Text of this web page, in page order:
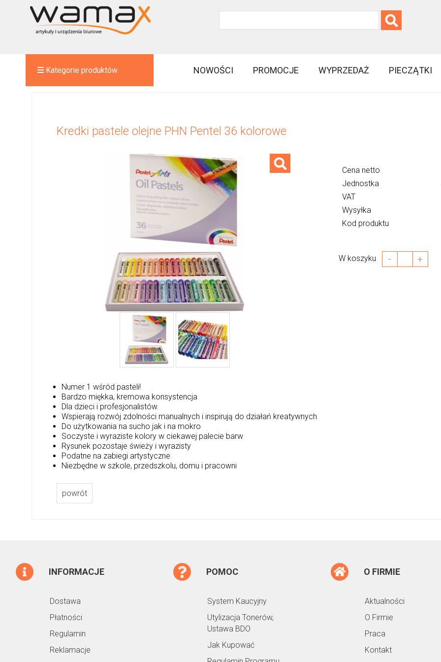
Kategorie produktów NOWOŚCI PROMOCJE WYPRZEDAŻ PIECZĄTKI
Kredki pastele olejne PHN Pentel 36 kolorowe
Cena netto
Jednostka
VAT
Wysyłka
Kod produktu
W koszyku - +
Numer 1 wśród pasteli!
Bardzo miękka, kremowa konsystencja
Dla dzieci i profesjonalistów.
Wspierają rozwój zdolności manualnych i inspirują do działań kreatywnych
Do użytkowania na sucho jak i na mokro
Soczyste i wyraziste kolory w ciekawej palecie barw
Rysunek pozostaje świeży i wyrazisty
Podatne na zabiegi artystyczne
Niezbędne w szkole, przedszkolu, domu i pracowni
powrót
INFORMACJE
Dostawa
Płatności
Regulamin
Reklamacje
POMOC
System Kaucyjny
Utylizacja Tonerów,
Ustawa BDO
Jak Kupować
O FIRMIE
Aktualności
O Firmie
Praca
Kontakt